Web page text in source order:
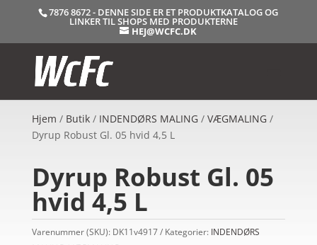
7876 8672 - DENNE SIDE ER ET PRODUKTKATALOG OG
LINKER TIL SHOPS MED PRODUKTERNE
HEJ@WCFC.DK
Hjem / Butik/ INDENDØRS MALING/ VÆGMALING/
Dyrup Robust Gl. 05 hvid 4,5 L
Dyrup Robust Gl. 05
hvid 4,5 L
Varenummer (SKU): DK11v4917 Kategorier: INDENDØRS